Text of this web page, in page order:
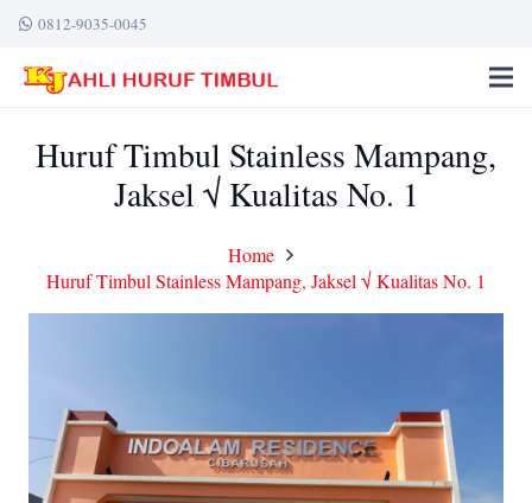
0812-9035-0045
Huruf Timbul Stainless Mampang,
Jaksel √ Kualitas No. 1
Home
Huruf Timbul Stainless Mampang, Jaksel √ Kualitas No. 1